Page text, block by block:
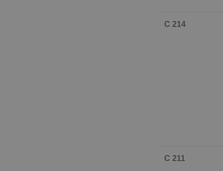
C 214
C 211